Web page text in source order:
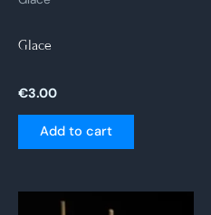
Glace
€3.00
Add to cart